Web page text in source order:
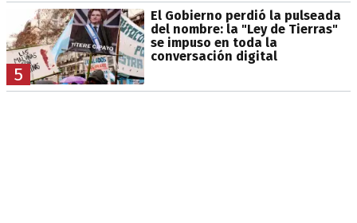
5
El Gobierno perdió la pulseada
del nombre: la "Ley de Tierras"
se impuso en toda la
conversación digital